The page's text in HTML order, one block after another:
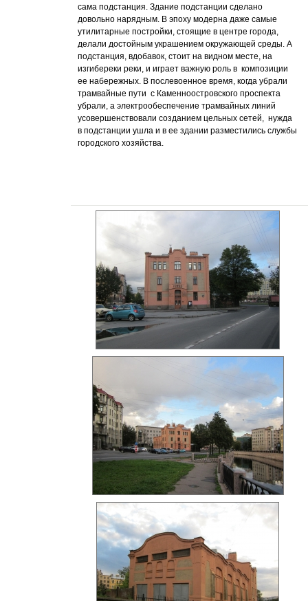
сама подстанция. Здание подстанции сделано
довольно нарядным. В эпоху модерна даже самые
утилитарные постройки, стоящие в центре города,
делали достойным украшением окружающей среды. А
подстанция, вдобавок, стоит на видном месте, на
изгибереки реки, и играет важную роль в композиции
ее набережных. В послевоенное время, когда убрали
трамвайные пути с Каменноостровского проспекта
убрали, а электрообеспечение трамвайных линий
усовершенствовали созданием цельных сетей, нужда
в подстанции ушла и в ее здании разместились службы
городского хозяйства.